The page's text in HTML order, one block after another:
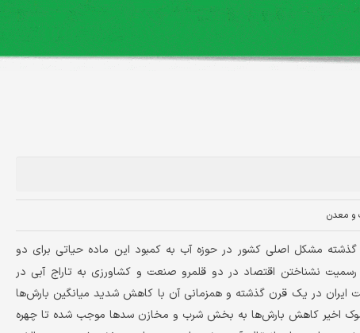
معدن
مشکل اصلی کشور در حوزه آب به کمبود این ماده حیاتی برای دو
نشناختن اقتصاد در دو قلمرو صنعت و کشاورزی به تاراج آبی در
شد. با این حال ۹برابر شدن جمعیت ایران در یک قرن گذشته و همزمانی آن با کاهش شدید میانگین بارش‌ها
شوک اخیر کاهش بارش‌ها به بخش شرب و مخازن سدها موجب شده تا چهره